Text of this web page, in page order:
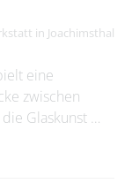
in Joachimsthal
eine
zwischen
Glaskunst …